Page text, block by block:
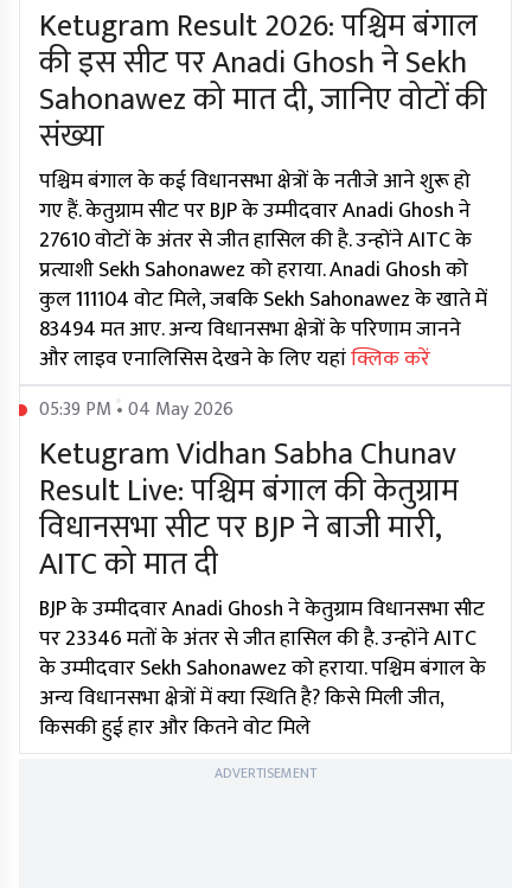
Ketugram Result 2026: पश्चिम बंगाल
की इस सीट पर Anadi Ghosh ने Sekh
Sahonawez को मात दी, जानिए वोटों की
संख्या
पश्चिम बंगाल के कई विधानसभा क्षेत्रों के नतीजे आने शुरू हो
गए हैं. केतुग्राम सीट पर BJP के उम्मीदवार Anadi Ghosh ने
27610 वोटों के अंतर से जीत हासिल की है. उन्होंने AITC के
प्रत्याशी Sekh Sahonawez को हराया. Anadi Ghosh को
कुल 111104 वोट मिले, जबकि Sekh Sahonawez के खाते में
83494 मत आए. अन्य विधानसभा क्षेत्रों के परिणाम जानने
और लाइव एनालिसिस देखने के लिए यहांक्लिक करें
05:39 PM • 04 May 2026
Ketugram Vidhan Sabha Chunav
Result Live: पश्चिम बंगाल की केतुग्राम
विधानसभा सीट पर BJP ने बाजी मारी,
AITC को मात दी
BJP के उम्मीदवार Anadi Ghosh ने केतुग्राम विधानसभा सीट
पर 23346 मतों के अंतर से जीत हासिल की है. उन्होंने AITC
के उम्मीदवार Sekh Sahonawez को हराया. पश्चिम बंगाल के
अन्य विधानसभा क्षेत्रों में क्या स्थिति है? किसे मिली जीत,
किसकी हुई हार और कितने वोट मिले
ADVERTISEMENT